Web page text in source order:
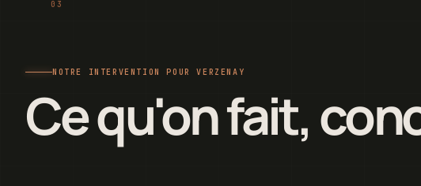
NOTRE INTERVENTION POUR VERZENAY
Ce qu'on fait,